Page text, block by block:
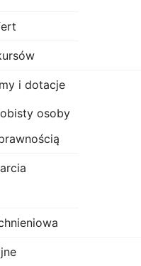
i dotacje
osoby